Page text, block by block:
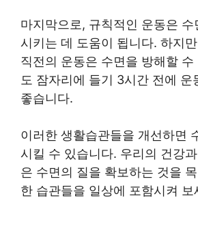
마지막으로, 규칙적인 운동은
시키는 데 도움이 됩니다. 하지
직전의 운동은 수면을 방해할 수
도 잠자리에 들기 3시간 전에 운
좋습니다.
이러한 생활습관들을 개선하면
시킬 수 있습니다. 우리의 건강
은 수면의 질을 확보하는 것을
한 습관들을 일상에 포함시켜 보